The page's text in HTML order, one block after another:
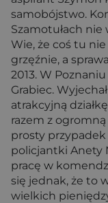
samobójstwo.
Szamotułach nie
Wie, że coś tu
grzęźnie, a
2013. W
Grabiec.
atrakcyjną
razem z
prosty przypadek
policjantki Anety
pracę w
się jednak, że to
wielkich